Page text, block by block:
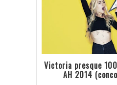
Victoria presque
AH 2014